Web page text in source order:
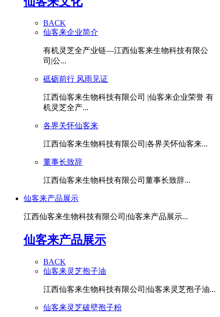
BACK
仙客来企业简介
有机灵芝全产业链—江西仙客来生物科技有限公
司|公...
砥砺前行 风雨见证
江西仙客来生物科技有限公司 |仙客来企业荣誉 有
机灵芝全产...
各界关怀仙客来
江西仙客来生物科技有限公司|各界关怀仙客来...
董事长致辞
江西仙客来生物科技有限公司董事长致辞...
仙客来产品展示
江西仙客来生物科技有限公司|仙客来产品展示...
仙客来产品展示
BACK
仙客来灵芝孢子油
江西仙客来生物科技有限公司|仙客来灵芝孢子油...
仙客来灵芝破壁孢子粉